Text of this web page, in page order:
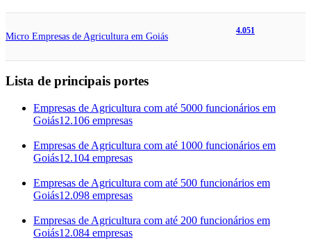
Micro Empresas de Agricultura em Goiás
4.051
Lista de principais portes
Empresas de Agricultura com até 5000 funcionários em
Goiás12.106 empresas
Empresas de Agricultura com até 1000 funcionários em
Goiás12.104 empresas
Empresas de Agricultura com até 500 funcionários em
Goiás12.098 empresas
Empresas de Agricultura com até 200 funcionários em
Goiás12.084 empresas